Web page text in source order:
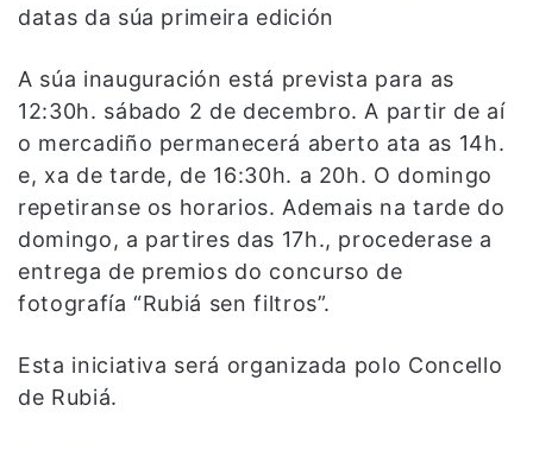
datas da súa primeira edición
A súa inauguración está prevista para as
12:30h. sábado 2 de decembro. A partir de aí
o mercadiño permanecerá aberto ata as 14h.
e, xa de tarde, de 16:30h. a 20h. O domingo
repetiranse os horarios. Ademais na tarde do
domingo, a partires das 17h., procederase a
entrega de premios do concurso de
fotografía “Rubiá sen filtros”.
Esta iniciativa será organizada polo Concello
de Rubiá.